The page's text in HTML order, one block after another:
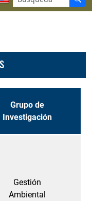
Grupo de
Investigación
Gestión
Ambiental